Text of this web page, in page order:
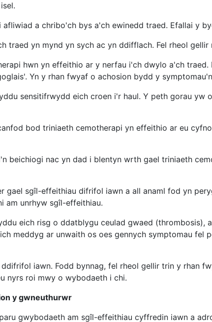
a chribo'ch bys a'ch ewinedd traed. Efallai y
traed yn mynd yn sych ac yn ddifflach. Fel rheol
hwn yn effeithio ar y nerfau i'ch dwylo a'ch
Yn y rhan fwyaf o achosion bydd y
sensitifrwydd eich croen i'r haul. Y peth gorau
bod triniaeth cemotherapi yn effeithio ar eu
beichiogi nac yn dad i blentyn wrth gael triniaeth
gael sgîl-effeithiau difrifol iawn a all anaml fod yn
am unrhyw sgîl-effeithiau.
eich risg o ddatblygu ceulad gwaed (thrombosis),
meddyg ar unwaith os oes gennych symptomau fel
iawn. Fodd bynnag, fel rheol gellir trin y rhan
nyrs roi mwy o wybodaeth i chi.
y gwneuthurwr
gwybodaeth am sgîl-effeithiau cyffredin iawn a